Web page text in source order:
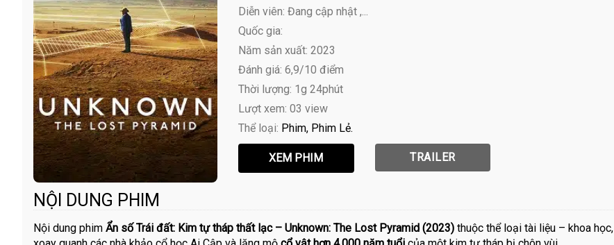
Diễn viên: Đang cập nhật ,...
Quốc gia:
Năm sản xuất: 2023
Đánh giá: 6,9/10 điểm
Thời lượng: 1g 24phút
Lượt xem: 03 view
Thể loại: Phim Phim Lẻ
TRAILER
NỘI DUNG PHIM
Nội dung phim Ẩn số Trái đất: Kim tự tháp thất lạc – Unknown: The Lost Pyramid (2023) thuộc thể loại tài liệu – khoa học,